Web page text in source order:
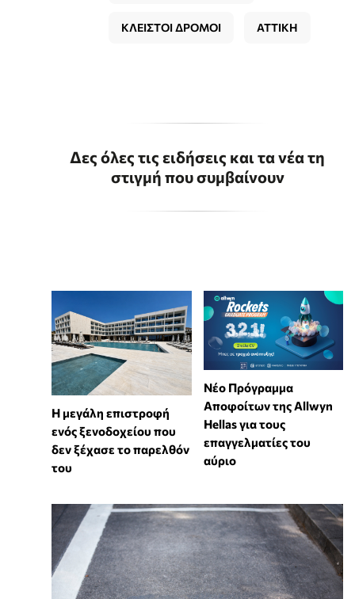
ΚΛΕΙΣΤΟΙ ΔΡΟΜΟΙ ΑΤΤΙΚΗ
Δες όλες τις ειδήσεις και τα νέα τη
στιγμή που συμβαίνουν
Η μεγάλη επιστροφή
ενός ξενοδοχείου που
δεν ξέχασε το παρελθόν
του
Νέο Πρόγραμμα
Αποφοίτων της Allwyn
Hellas για τους
επαγγελματίες του
αύριο